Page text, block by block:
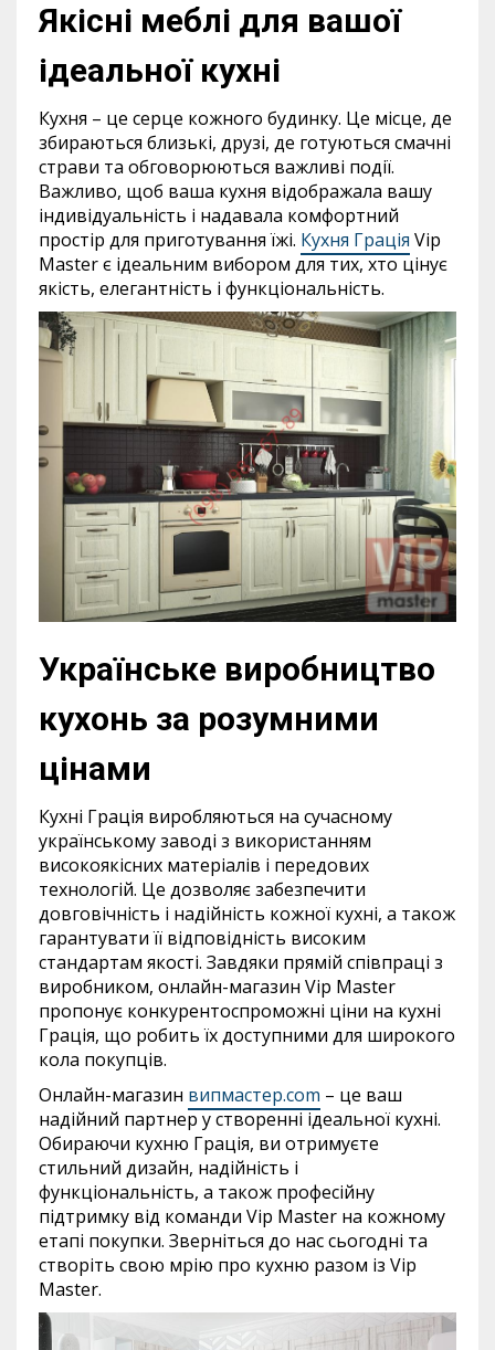
Якісні меблі для вашої
ідеальної кухні
Кухня – це серце кожного будинку. Це місце, де
збираються близькі, друзі, де готуються смачні
страви та обговорюються важливі події.
Важливо, щоб ваша кухня відображала вашу
індивідуальність і надавала комфортний
простір для приготування їжі. Кухня Грація Vip
Master є ідеальним вибором для тих, хто цінує
якість, елегантність і функціональність.
Українське виробництво
кухонь за розумними
цінами
Кухні Грація виробляються на сучасному
українському заводі з використанням
високоякісних матеріалів і передових
технологій. Це дозволяє забезпечити
довговічність і надійність кожної кухні, а також
гарантувати її відповідність високим
стандартам якості. Завдяки прямій співпраці з
виробником, онлайн-магазин Vip Master
пропонує конкурентоспроможні ціни на кухні
Грація, що робить їх доступними для широкого
кола покупців.
Онлайн-магазин випмастер.com – це ваш
надійний партнер у створенні ідеальної кухні.
Обираючи кухню Грація, ви отримуєте
стильний дизайн, надійність і
функціональність, а також професійну
підтримку від команди Vip Master на кожному
етапі покупки. Зверніться до нас сьогодні та
створіть свою мрію про кухню разом із Vip
Master.